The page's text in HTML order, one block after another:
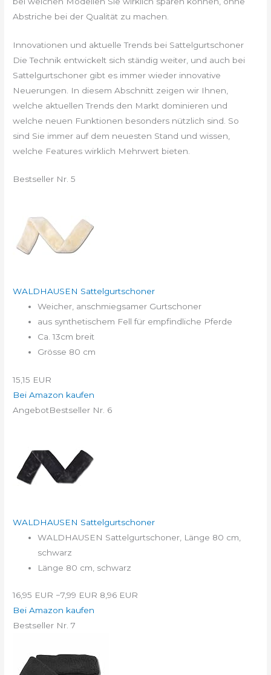
Abstriche bei der Qualität zu machen.
Innovationen und aktuelle Trends bei Sattelgurtschoner
Die Technik entwickelt sich ständig weiter, und auch bei
Sattelgurtschoner gibt es immer wieder innovative
Neuerungen. In diesem Abschnitt zeigen wir Ihnen,
welche aktuellen Trends den Markt dominieren und
welche neuen Funktionen besonders nützlich sind. So
sind Sie immer auf dem neuesten Stand und wissen,
welche Features wirklich Mehrwert bieten.
Bestseller Nr. 5
WALDHAUSEN Sattelgurtschoner
Weicher, anschmiegsamer Gurtschoner
aus synthetischem Fell für empfindliche Pferde
Ca. 13cm breit
Grösse 80 cm
15,15 EUR
Bei Amazon kaufen
AngebotBestseller Nr. 6
WALDHAUSEN Sattelgurtschoner
WALDHAUSEN Sattelgurtschoner, Länge 80 cm,
schwarz
Länge 80 cm, schwarz
16,95 EUR −7,99 EUR 8,96 EUR
Bei Amazon kaufen
Bestseller Nr. 7